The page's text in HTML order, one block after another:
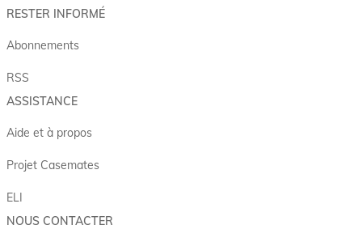
RESTER INFORMÉ
Abonnements
RSS
ASSISTANCE
Aide et à propos
Projet Casemates
ELI
NOUS CONTACTER